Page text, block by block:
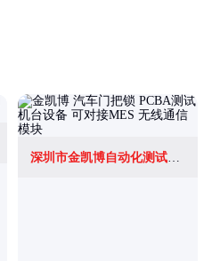
深圳市金凯博自动化测试有限公司